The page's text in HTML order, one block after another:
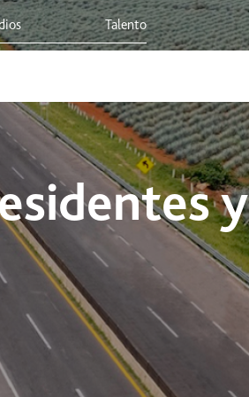
Programas
Talento